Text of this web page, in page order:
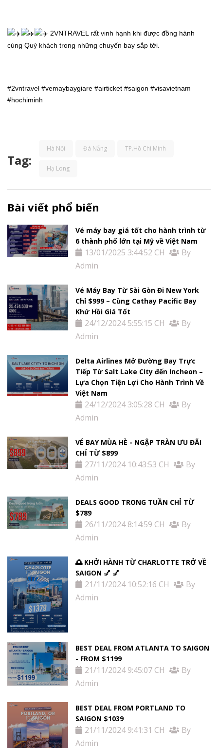
Khuyến
Tin
Hệ
2VNTRAVEL rất vinh hạnh khi được đồng hành
cùng Quý khách trong những chuyến bay sắp tới.
#2vntravel #vemaybaygiare #airticket #saigon #visavietnam
#hochiminh
Tag:
Hà Nội Đà Nẵng TP.Hồ Chí Minh
Hạ Long
Bài viết phổ biến
Vé máy bay giá tốt cho hành trình từ
6 thành phố lớn tại Mỹ về Việt Nam
13/01/2025 3:44:52 CH
By
Admin
Vé Máy Bay Từ Sài Gòn Đi New York
Chỉ $999 – Cùng Cathay Pacific Bay
Khứ Hồi Giá Tốt
24/12/2024 5:55:15 CH
By
Admin
Delta Airlines Mở Đường Bay Trực
Tiếp Từ Salt Lake City đến Incheon –
Lựa Chọn Tiện Lợi Cho Hành Trình Về
Việt Nam
24/12/2024 3:05:28 CH
By
Admin
VÉ BAY MÙA HÈ - NGẬP TRÀN ƯU ĐÃI
CHỈ TỪ $899
27/11/2024 10:43:53 CH
By
Admin
DEALS GOOD TRONG TUẦN CHỈ TỪ
$789
26/11/2024 8:14:59 CH
By
Admin
🌅 KHỞI HÀNH TỪ CHARLOTTE TRỞ VỀ
SAIGON 💅 💅
21/11/2024 10:52:16 CH
By
Admin
BEST DEAL FROM ATLANTA TO SAIGON
- FROM $1199
21/11/2024 9:45:07 CH
By
Admin
BEST DEAL FROM PORTLAND TO
SAIGON $1039
21/11/2024 9:41:31 CH
By
Admin